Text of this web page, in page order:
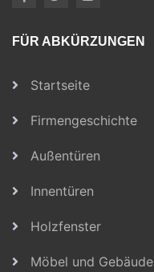
FÜR ABKÜRZUNGEN
Startseite
Firmengeschichte
Außentüren
Innentüren
Holzfenster
Möbel und Gebäude